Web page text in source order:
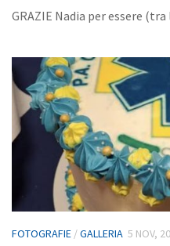
GRAZIE Nadia per essere
FOTOGRAFIE /GALLERIA 5 NOV,